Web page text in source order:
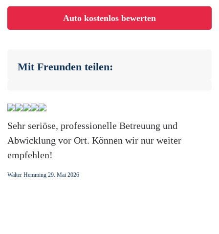
Auto kostenlos bewerten
Mit Freunden teilen:
Sehr seriöse, professionelle Betreuung und
Abwicklung vor Ort. Können wir nur weiter
empfehlen!
Walter Hemming 29. Mai 2026